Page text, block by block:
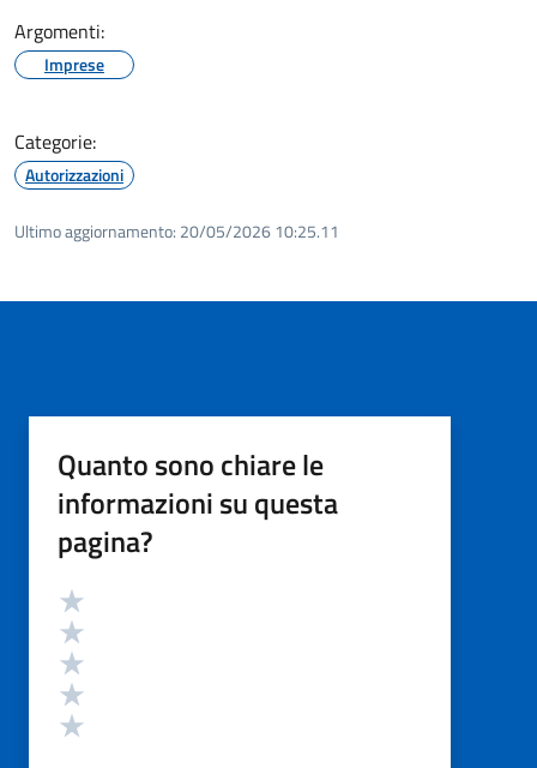
Argomenti:
Imprese
Categorie:
Autorizzazioni
Ultimo aggiornamento: 20/05/2026 10:25.11
Quanto sono chiare le
informazioni su questa
pagina?
Valutazione